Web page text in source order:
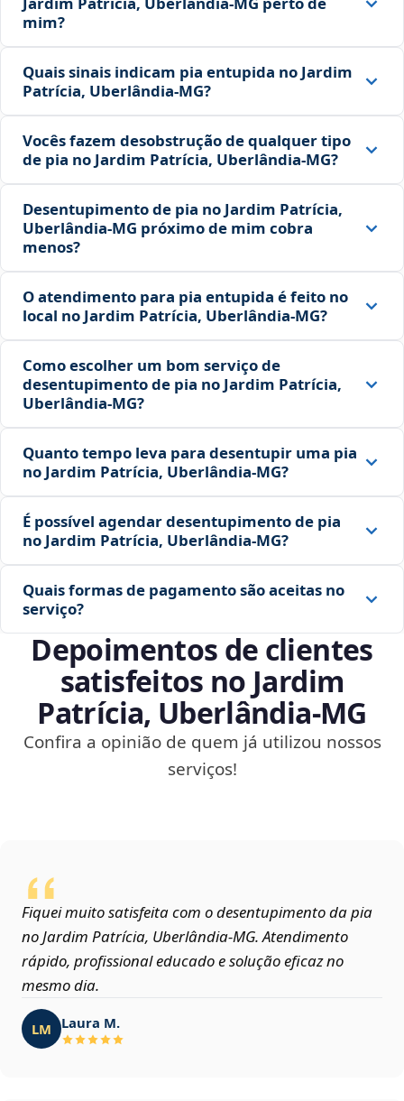
mim?
Quais sinais indicam pia entupida no Jardim
Patrícia, Uberlândia‑MG?
Vocês fazem desobstrução de qualquer tipo
de pia no Jardim Patrícia, Uberlândia‑MG?
Desentupimento de pia no Jardim Patrícia,
Uberlândia‑MG próximo de mim cobra
menos?
O atendimento para pia entupida é feito no
local no Jardim Patrícia, Uberlândia‑MG?
Como escolher um bom serviço de
desentupimento de pia no Jardim Patrícia,
Uberlândia‑MG?
Quanto tempo leva para desentupir uma pia
no Jardim Patrícia, Uberlândia‑MG?
É possível agendar desentupimento de pia
no Jardim Patrícia, Uberlândia‑MG?
Quais formas de pagamento são aceitas no
serviço?
Depoimentos de clientes
satisfeitos no Jardim
Patrícia, Uberlândia‑MG
Confira a opinião de quem já utilizou nossos
serviços!
Fiquei muito satisfeita com o desentupimento da pia
no Jardim Patrícia, Uberlândia‑MG. Atendimento
rápido, profissional educado e solução eficaz no
mesmo dia.
LM Laura M.